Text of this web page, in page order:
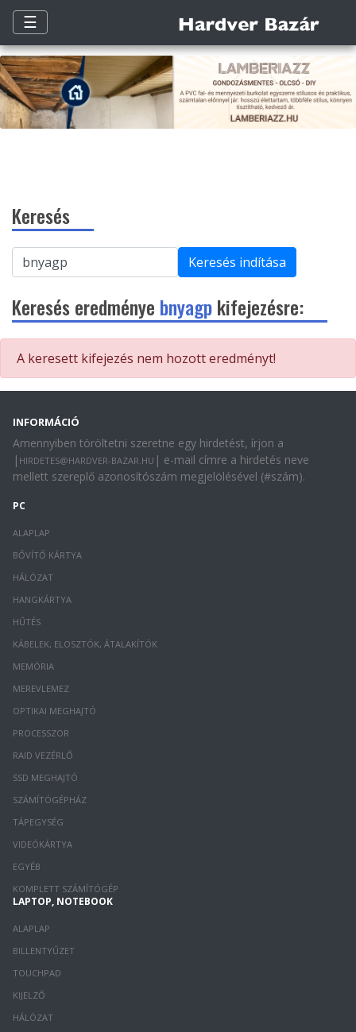
☰
Keresés
Keresés indítása
Keresés eredménye bnyagpkifejezésre:
A keresett kifejezés nem hozott eredményt!
INFORMÁCIÓ
Amennyiben töröltetni szeretne egy hirdetést, írjon a
| HIRDETES@HARDVER-BAZAR.HU | e-mail címre a hirdetés neve
mellett szereplő azonosítószám megjelölésével (#szám).
PC
ALAPLAP
BŐVÍTŐ KÁRTYA
HÁLÓZAT
HANGKÁRTYA
HŰTÉS
KÁBELEK, ELOSZTÓK, ÁTALAKÍTÓK
MEMÓRIA
MEREVLEMEZ
OPTIKAI MEGHAJTÓ
PROCESSZOR
RAID VEZÉRLŐ
SSD MEGHAJTÓ
SZÁMÍTÓGÉPHÁZ
TÁPEGYSÉG
VIDEÓKÁRTYA
EGYÉB
KOMPLETT SZÁMÍTÓGÉP
LAPTOP, NOTEBOOK
ALAPLAP
BILLENTYŰZET
TOUCHPAD
KIJELZŐ
HÁLÓZAT